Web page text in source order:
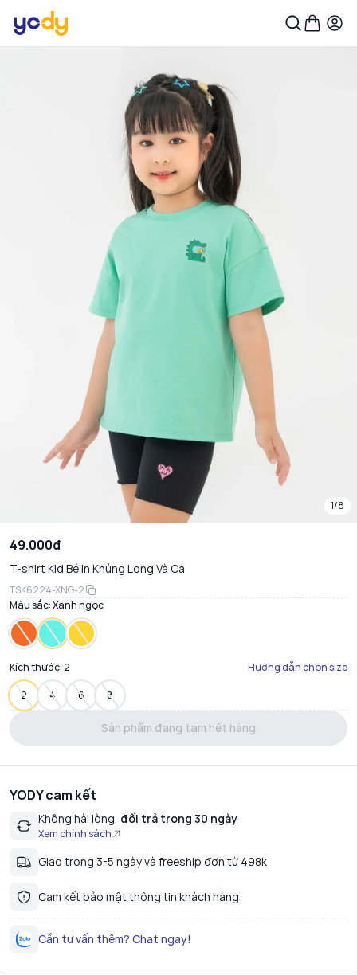
1/8
49.000đ
T-shirt Kid Bé In Khủng Long Và Cá
TSK6224-XNG-2
Màu sắc:Xanh ngọc
Kích thước:2 Hướng dẫn chọn size
2 4 6 8
Sản phẩm đang tạm hết hàng
YODY cam kết
Không hài lòng, đổi trả trong 30 ngày
Xem chính sách
Giao trong 3-5 ngày và freeship đơn từ 498k
Cam kết bảo mật thông tin khách hàng
Cần tư vấn thêm? Chat ngay!